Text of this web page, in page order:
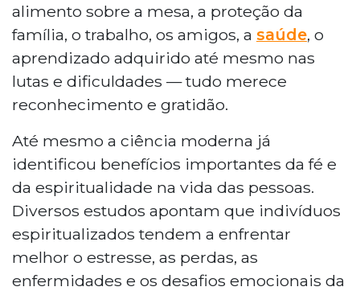
alimento sobre a mesa, a proteção da
família, o trabalho, os amigos, a saúde, o
aprendizado adquirido até mesmo nas
lutas e dificuldades — tudo merece
reconhecimento e gratidão.
Até mesmo a ciência moderna já
identificou benefícios importantes da fé e
da espiritualidade na vida das pessoas.
Diversos estudos apontam que indivíduos
espiritualizados tendem a enfrentar
melhor o estresse, as perdas, as
enfermidades e os desafios emocionais da